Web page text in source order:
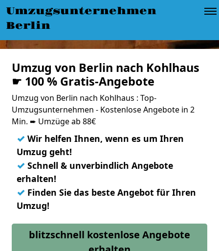
Umzugsunternehmen
Berlin
Umzug von Berlin nach Kohlhaus
☛ 100 % Gratis-Angebote
Umzug von Berlin nach Kohlhaus : Top-
Umzugsunternehmen - Kostenlose Angebote in 2
Min. ➨ Umzüge ab 88€
✓ Wir helfen Ihnen, wenn es um Ihren
Umzug geht!
✓ Schnell & unverbindlich Angebote
erhalten!
✓ Finden Sie das beste Angebot für Ihren
Umzug!
blitzschnell kostenlose Angebote